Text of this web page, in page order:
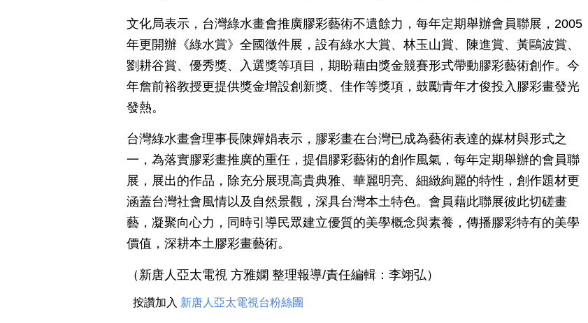
文化局表示，台灣綠水畫會推廣膠彩藝術不遺餘力，每年定期舉辦會員聯展，2005
年更開辦《綠水賞》全國徵件展，設有綠水大賞、林玉山賞、陳進賞、黃鷗波賞、
劉耕谷賞、優秀獎、入選獎等項目，期盼藉由獎金競賽形式帶動膠彩藝術創作。今
年詹前裕教授更提供獎金增設創新獎、佳作等獎項，鼓勵青年才俊投入膠彩畫發光
發熱。
台灣綠水畫會理事長陳嬋娟表示，膠彩畫在台灣已成為藝術表達的媒材與形式之
一，為落實膠彩畫推廣的重任，提倡膠彩藝術的創作風氣，每年定期舉辦的會員聯
展，展出的作品，除充分展現高貴典雅、華麗明亮、細緻絢麗的特性，創作題材更
涵蓋台灣社會風情以及自然景觀，深具台灣本土特色。會員藉此聯展彼此切磋畫
藝，凝聚向心力，同時引導民眾建立優質的美學概念與素養，傳播膠彩特有的美學
價值，深耕本土膠彩畫藝術。
（新唐人亞太電視 方雅嫻 整理報導/責任編輯： 李翊弘 ）
按讚加入 新唐人亞太電視台粉絲團